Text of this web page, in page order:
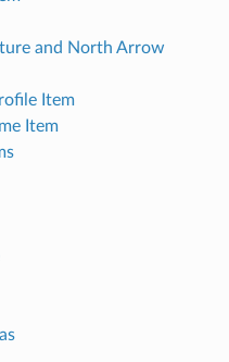
and North Arrow
Item
Item